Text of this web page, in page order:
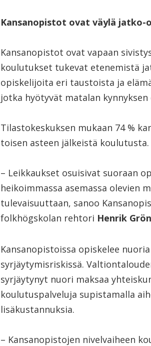
Kansanopistot ovat väylä jatko-
Kansanopistot ovat vapaan
koulutukset tukevat etenemistä
opiskelijoita eri taustoista ja
jotka hyötyvät matalan
Tilastokeskuksen mukaan 74 %
toisen asteen jälkeistä koulutusta.
– Leikkaukset osuisivat suoraan
heikoimmassa asemassa olevien
tulevaisuuttaan, sanoo
folkhögskolan rehtori Henrik
Kansanopistoissa opiskelee
syrjäytymisriskissä.
syrjäytynyt nuori maksaa
koulutuspalveluja supistamalla
lisäkustannuksia.
– Kansanopistojen nivelvaiheen